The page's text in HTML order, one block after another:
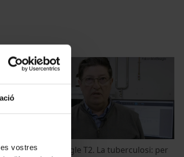
vostres
A bord del Beagle T2. La tuberculosi: per